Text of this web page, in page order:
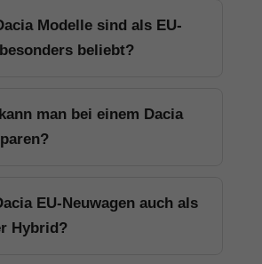
Modelle sind als EU-
beliebt?
man bei einem Dacia
EU-Neuwagen auch als
Hybrid?